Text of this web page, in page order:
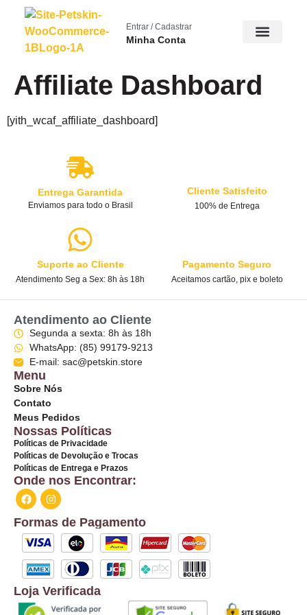
Entrar / Cadastrar
Minha Conta
Affiliate Dashboard
[yith_wcaf_affiliate_dashboard]
Entrega Garantida
Enviamos para todo o Brasil
Cliente Satisfeito
100% de Entrega
Suporte ao Cliente
Atendimento Seg a Sex: 8h às 18h
Pagamento Seguro
Aceitamos cartão, pix e boleto
Atendimento ao Cliente
Segunda a sexta: 8h às 18h
WhatsApp: (85) 99179-9213
E-mail: sac@petskin.store
Menu
Sobre Nós
Contato
Meus Pedidos
Nossas Políticas
Políticas de Privacidade
Políticas de Devolução e Trocas
Políticas de Entrega e Prazos
Onde nos Encontrar:
Formas de Pagamento
Loja Verificada